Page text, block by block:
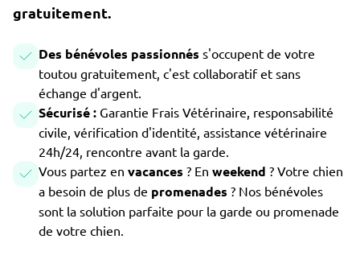
gratuitement.
Des bénévoles passionnés s'occupent de votre
toutou gratuitement, c'est collaboratif et sans
échange d'argent.
Sécurisé : Garantie Frais Vétérinaire, responsabilité
civile, vérification d'identité, assistance vétérinaire
24h/24, rencontre avant la garde.
Vous partez en vacances ? En weekend ? Votre chien
a besoin de plus de promenades ? Nos bénévoles
sont la solution parfaite pour la garde ou promenade
de votre chien.